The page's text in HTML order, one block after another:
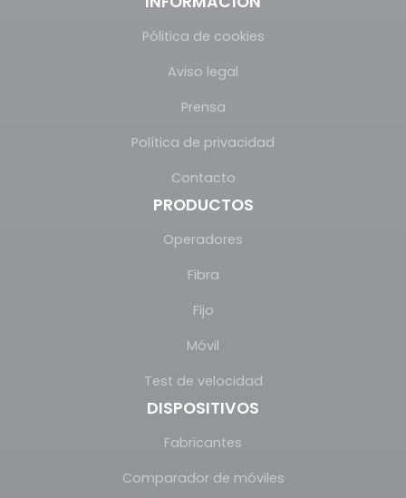
Pólitica de cookies
Aviso legal
Prensa
Política de privacidad
Contacto
PRODUCTOS
Operadores
Fibra
Fijo
Móvil
Test de velocidad
DISPOSITIVOS
Fabricantes
Comparador de móviles